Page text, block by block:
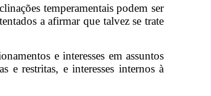
temperamentais podem ser
a afirmar que talvez se trate
e interesses em assuntos
e restritas, e interesses internos à